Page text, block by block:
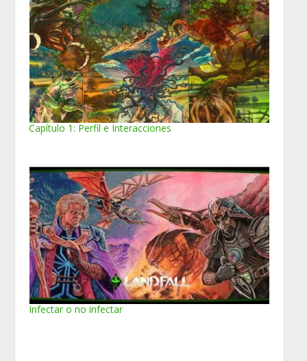
Capítulo 1: Perfil e Interacciones
Infectar o no infectar